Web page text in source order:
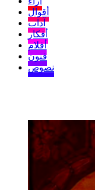
أقوال
آداب
أفكار
أفلام
فنون
نصوص